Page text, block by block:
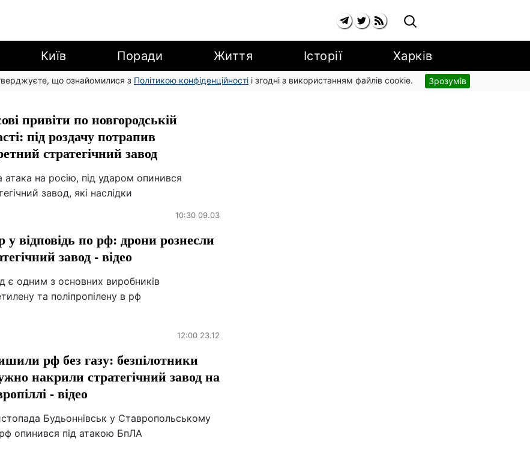
Київ Поради Життя Історії Харків
що ознайомилися з Політикою конфіденційності і згодні з використанням файлів cookie. Зрозумів
привіти по новгородській
під роздачу потрапив
стратегічний завод
атака на росію, під ударом опинився
завод, які наслідки
10:30 09.03
у відповідь по рф: дрони рознесли
завод - відео
є одним з основних виробників
та поліпропілену в рф
12:00 23.12
рф без газу: безпілотники
накрили стратегічний завод на
- відео
Будьоннівськ у Ставропольському
опинився під атакою БпЛА